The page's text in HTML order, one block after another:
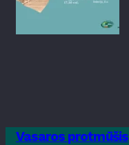
Vasaros protmūšis